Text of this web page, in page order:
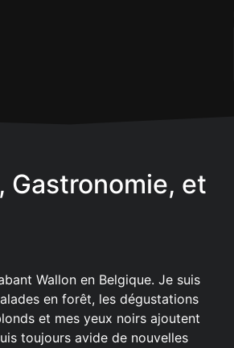
Gastronomie, et
Wallon en Belgique. Je suis
en forêt, les dégustations
et mes yeux noirs ajoutent
toujours avide de nouvelles